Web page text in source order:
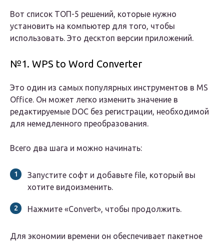
Вот список ТОП-5 решений, которые нужно
установить на компьютер для того, чтобы
использовать. Это десктоп версии приложений.
№1. WPS to Word Converter
Это один из самых популярных инструментов в MS
Office. Он может легко изменить значение в
редактируемые DOC без регистрации, необходимой
для немедленного преобразования.
Всего два шага и можно начинать:
Запустите софт и добавьте file, который вы
хотите видоизменить.
Нажмите «Convert», чтобы продолжить.
Для экономии времени он обеспечивает пакетное